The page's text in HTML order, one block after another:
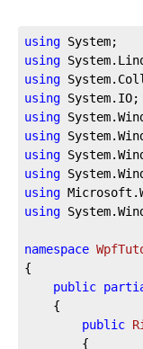
using
using
using
using
using
using
using
using
using
using
namespace
{
public
public